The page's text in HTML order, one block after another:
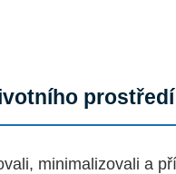
prostředí
minimalizovali a